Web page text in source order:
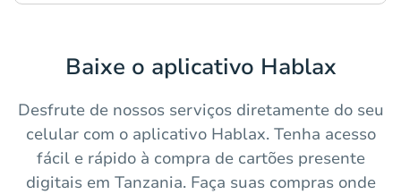
Baixe o aplicativo Hablax
Desfrute de nossos serviços diretamente do seu
celular com o aplicativo Hablax. Tenha acesso
fácil e rápido à compra de cartões presente
digitais em Tanzania. Faça suas compras onde